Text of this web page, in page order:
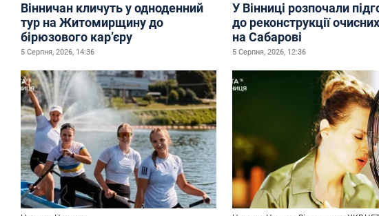
Вінничан кличуть у одноденний
тур на Житомирщину до
бірюзового кар’єру
5 Серпня, 2026, 14:36
У Вінниці розпочали
до реконструкції
на Сабарові
5 Серпня, 2026, 12:36